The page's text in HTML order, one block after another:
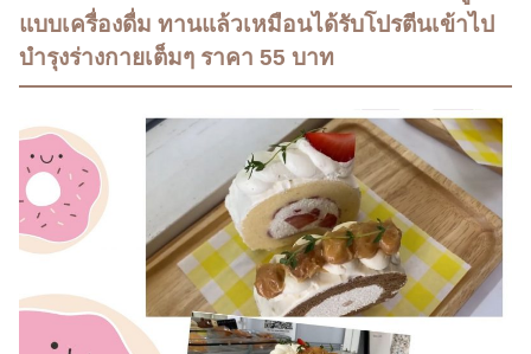
แบบเครื่องดื่ม ทานแล้วเหมือนได้รับโปรตีนเข้าไป
บำรุงร่างกายเต็มๆ ราคา 55 บาท